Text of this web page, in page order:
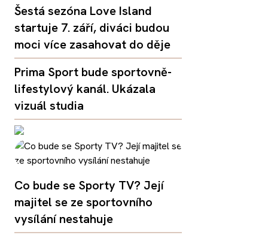
Šestá sezóna Love Island
startuje 7. září, diváci budou
moci více zasahovat do děje
Prima Sport bude sportovně-
lifestylový kanál. Ukázala
vizuál studia
Co bude se Sporty TV? Její
majitel se ze sportovního
vysílání nestahuje